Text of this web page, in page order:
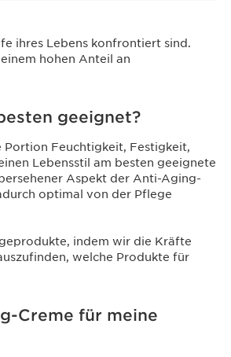
ihres Lebens konfrontiert sind.
hohen Anteil an
geeignet?
Feuchtigkeit, Festigkeit,
Lebensstil am besten geeignete
Aspekt der Anti-Aging-
optimal von der Pflege
indem wir die Kräfte
welche Produkte für
Creme für meine